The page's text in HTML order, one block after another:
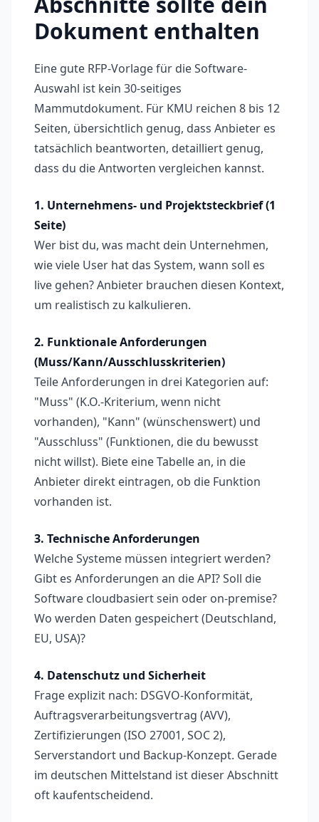
Dokument enthalten
Eine gute RFP-Vorlage für die Software-
Auswahl ist kein 30-seitiges
Mammutdokument. Für KMU reichen 8 bis 12
Seiten, übersichtlich genug, dass Anbieter es
tatsächlich beantworten, detailliert genug,
dass du die Antworten vergleichen kannst.
1. Unternehmens- und Projektsteckbrief (1
Seite)
Wer bist du, was macht dein Unternehmen,
wie viele User hat das System, wann soll es
live gehen? Anbieter brauchen diesen Kontext,
um realistisch zu kalkulieren.
2. Funktionale Anforderungen
(Muss/Kann/Ausschlusskriterien)
Teile Anforderungen in drei Kategorien auf:
"Muss" (K.O.-Kriterium, wenn nicht
vorhanden), "Kann" (wünschenswert) und
"Ausschluss" (Funktionen, die du bewusst
nicht willst). Biete eine Tabelle an, in die
Anbieter direkt eintragen, ob die Funktion
vorhanden ist.
3. Technische Anforderungen
Welche Systeme müssen integriert werden?
Gibt es Anforderungen an die API? Soll die
Software cloudbasiert sein oder on-premise?
Wo werden Daten gespeichert (Deutschland,
EU, USA)?
4. Datenschutz und Sicherheit
Frage explizit nach: DSGVO-Konformität,
Auftragsverarbeitungsvertrag (AVV),
Zertifizierungen (ISO 27001, SOC 2),
Serverstandort und Backup-Konzept. Gerade
im deutschen Mittelstand ist dieser Abschnitt
oft kaufentscheidend.